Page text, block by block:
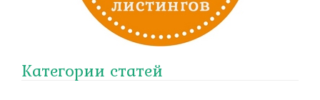
Категории статей